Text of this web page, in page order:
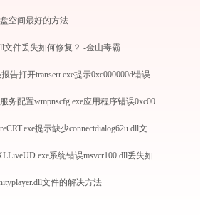
空间最好的方法
文件丢失如何修复？ -金山毒霸
WPS Office错误报告打开transerr.exe提示0xc000000d错误码怎么办
WMP 网络共享服务配置wmpnscfg.exe应用程序错误0xc0000017解决方法
SecureCRT SecureCRT.exe提示缺少connectdialog62u.dll文件的解决办法
迅雷升级程序 XLLiveUD.exe系统错误msvcr100.dll丢失如何解决
文件的解决方法